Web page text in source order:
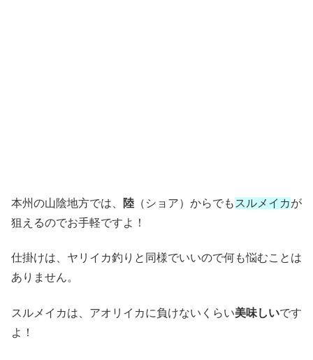
本州の山陰地方では、 陸 （ショア）からでも スルメイカが
狙えるのでお手軽ですよ！
仕掛けは、ヤリイカ釣りと同様でいいので何も悩むことは
ありません。
スルメイカは、アオリイカに負けないくらい美味しいです
よ！